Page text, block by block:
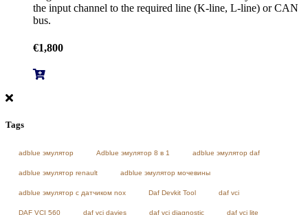
the input channel to the required line (K-line, L-line) or CAN
bus.
€1,800
Tags
adblue эмулятор Adblue эмулятор 8 в 1 adblue эмулятор daf
adblue эмулятор renault adblue эмулятор мочевины
adblue эмулятор с датчиком nox Daf Devkit Tool daf vci
DAF VCI 560 daf vci davies daf vci diagnostic daf vci lite